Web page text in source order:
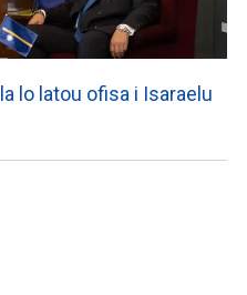
lo latou ofisa i Isaraelu